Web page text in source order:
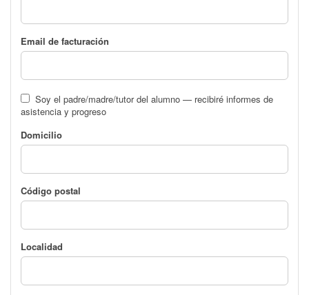
Email de facturación
Soy el padre/madre/tutor del alumno — recibiré informes de
asistencia y progreso
Domicilio
Código postal
Localidad